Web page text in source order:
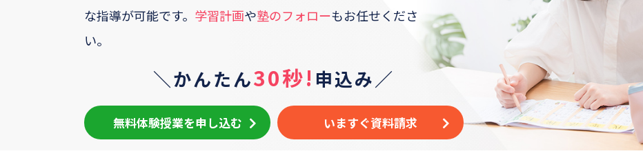
な指導が可能です。 学習計画や塾のフォローもお任せくださ
い。
＼かんたん30秒! 申込み／
無料体験授業を申し込む いますぐ資料請求